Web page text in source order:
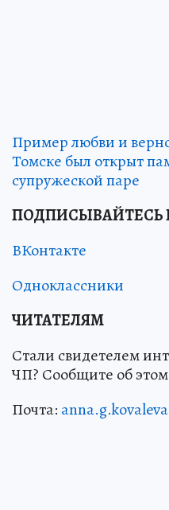
Пример любви и
Томске был открыт
супружеской паре
ПОДПИСЫВАЙТЕСЬ
ВКонтакте
Одноклассники
ЧИТАТЕЛЯМ
Стали свидетелем
ЧП? Сообщите об
Почта: